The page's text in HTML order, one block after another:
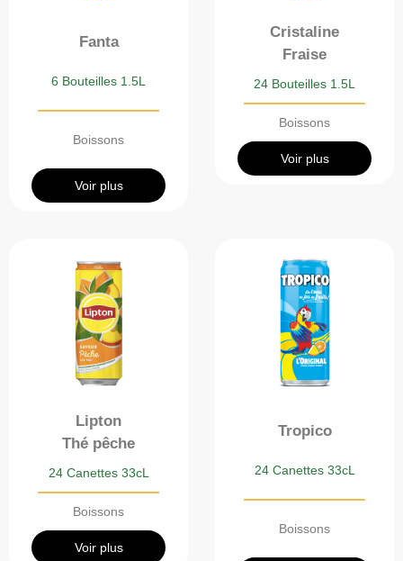
Fanta
6 Bouteilles 1.5L
Boissons
Voir plus
Cristaline
Fraise
24 Bouteilles 1.5L
Boissons
Voir plus
Lipton
Thé pêche
24 Canettes 33cL
Boissons
Voir plus
Tropico
24 Canettes 33cL
Boissons